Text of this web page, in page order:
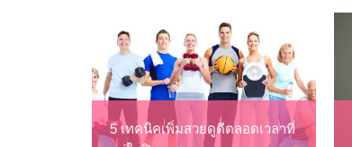
5 เทคนิคเพิ่มสวยดูดีตลอดเวลาที่